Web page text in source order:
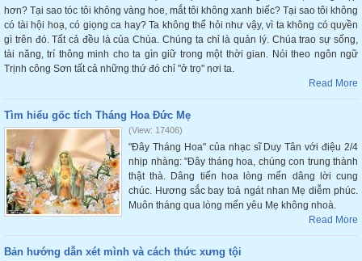
hơn? Tại sao tóc tôi không vàng hoe, mắt tôi không xanh biếc? Tại sao tôi không
có tài hội hoạ, có giọng ca hay? Ta không thể hỏi như vậy, vì ta không có quyền
gì trên đó. Tất cả đều là của Chúa. Chúng ta chỉ là quản lý. Chúa trao sự sống,
tài năng, trí thông minh cho ta gìn giữ trong một thời gian. Nói theo ngôn ngữ
Trịnh công Sơn tất cả những thứ đó chỉ "ở trọ" nơi ta.
Read More
Tìm hiểu gốc tích Tháng Hoa Đức Mẹ
(View: 17406)
"Đây Tháng Hoa" của nhạc sĩ Duy Tân với điệu 2/4
nhịp nhàng: "Đây tháng hoa, chúng con trung thành
thật thà. Dâng tiến hoa lòng mến dâng lời cung
chúc. Hương sắc bay toả ngát nhan Mẹ diễm phúc.
Muôn tháng qua lòng mến yêu Mẹ không nhoà.
Read More
Bản hướng dẫn xét mình và cách thức xưng tội